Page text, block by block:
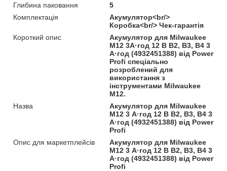
Глибина паковання
5
Комплектація
Акумулятор<br/>
Коробка<br/> Чек-гарантія
Короткий опис
Акумулятор для Milwaukee
M12 3А·год 12 В B2, B3, B4 3
А·год (4932451388) від Power
Profi спеціально
розроблений для
використання з
інструментами Milwaukee
M12.
Назва
Акумулятор для Milwaukee
M12 3 А·год 12 В B2, B3, B4 3
А·год (4932451388) від Power
Profi
Опис для маркетплейсів
Акумулятор для Milwaukee
M12 3 А·год 12 В B2, B3, B4 3
А·год (4932451388) від Power
Profi